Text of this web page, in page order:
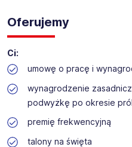
Oferujemy
Ci:
umowę o pracę i
wynagrodzenie
podwyżkę po okresie
premię frekwencyjną
talony na święta